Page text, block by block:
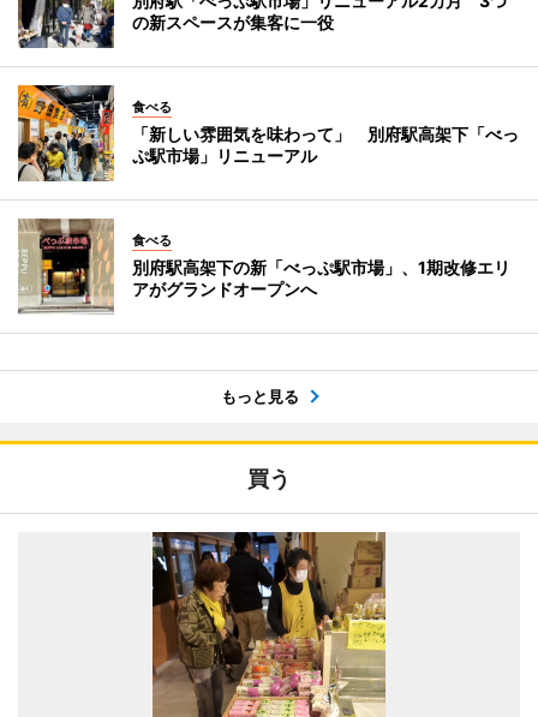
の新スペースが集客に一役
食べる
「新しい雰囲気を味わって」 別府駅高架下「べっ
ぷ駅市場」リニューアル
食べる
別府駅高架下の新「べっぷ駅市場」、1期改修エリ
アがグランドオープンへ
もっと見る
買う